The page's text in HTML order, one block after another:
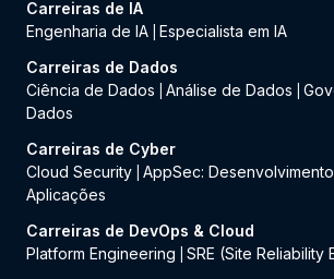
Carreiras de IA
Engenharia de IA Especialista em IA
Carreiras de Dados
Ciência de Dados
Análise de Dados
Dados
Carreiras de Cyber
Cloud Security AppSec:
Aplicações
Carreiras de DevOps & Cloud
Platform Engineering
SRE (Site Reliability